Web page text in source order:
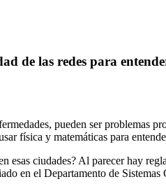
de las redes para
pueden ser problemas
física y matemáticas para
esas ciudades? Al parecer hay
en el Departamento de